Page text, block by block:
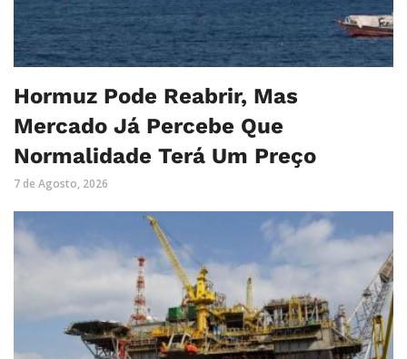
Hormuz Pode Reabrir, Mas
Mercado Já Percebe Que
Normalidade Terá Um Preço
7 de Agosto, 2026